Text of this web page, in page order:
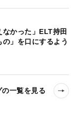
なかった」ELT持田
」を口にするよう
一覧を見る